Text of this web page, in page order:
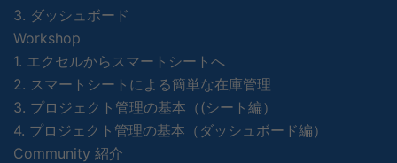
3. ダッシュボード
Workshop
1. エクセルからスマートシートへ
2. スマートシートによる簡単な在庫管理
3. プロジェクト管理の基本（(シート編）
4. プロジェクト管理の基本（ダッシュボード編）
Community 紹介